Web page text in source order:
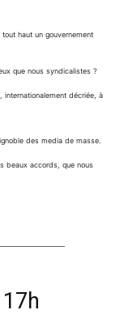
haut un gouvernement
que nous syndicalistes ?
internationalement décriée, à
des media de masse.
beaux accords, que nous